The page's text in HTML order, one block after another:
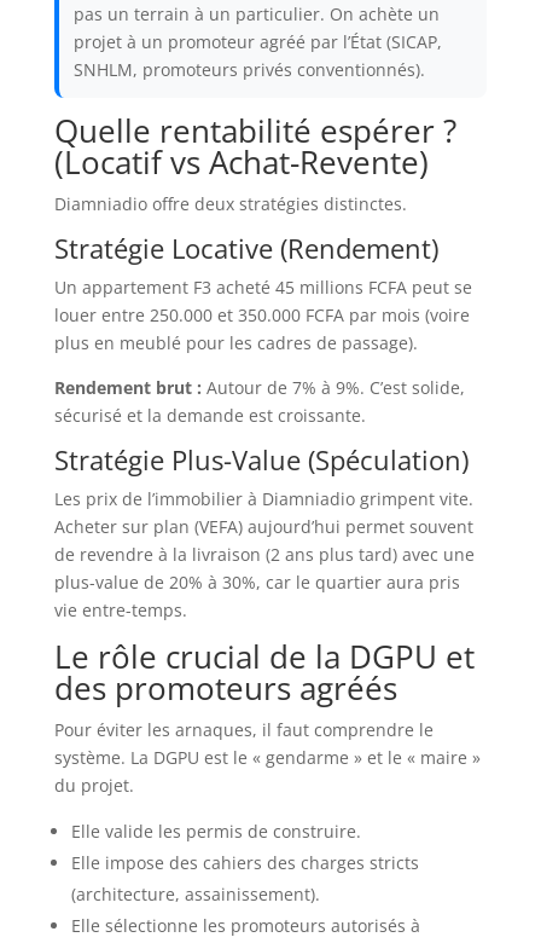
pas un terrain à un particulier. On achète un
projet à un promoteur agréé par l’État (SICAP,
SNHLM, promoteurs privés conventionnés).
Quelle rentabilité espérer ?
(Locatif vs Achat-Revente)
Diamniadio offre deux stratégies distinctes.
Stratégie Locative (Rendement)
Un appartement F3 acheté 45 millions FCFA peut se
louer entre 250.000 et 350.000 FCFA par mois (voire
plus en meublé pour les cadres de passage).
Rendement brut : Autour de 7% à 9%. C’est solide,
sécurisé et la demande est croissante.
Stratégie Plus-Value (Spéculation)
Les prix de l’immobilier à Diamniadio grimpent vite.
Acheter sur plan (VEFA) aujourd’hui permet souvent
de revendre à la livraison (2 ans plus tard) avec une
plus-value de 20% à 30%, car le quartier aura pris
vie entre-temps.
Le rôle crucial de la DGPU et
des promoteurs agréés
Pour éviter les arnaques, il faut comprendre le
système. La DGPU est le « gendarme » et le « maire »
du projet.
Elle valide les permis de construire.
Elle impose des cahiers des charges stricts
(architecture, assainissement).
Elle sélectionne les promoteurs autorisés à